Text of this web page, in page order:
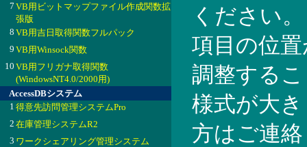
7 VB用ビットマップファイル作成関数拡
張版
8 VB用吉日取得関数フルパック
9 VB用Winsock関数
10 VB用フリガナ取得関数
(WindowsNT4.0/2000用)
AccessDBシステム
1 得意先訪問管理システムPro
2 在庫管理システムR2
3 ワークシェアリング管理システム
ください。
項目の位
調整する
様式が大
方はご連